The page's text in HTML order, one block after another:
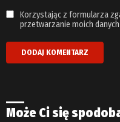
Korzystając z formularza
przetwarzanie moich
Może Ci się